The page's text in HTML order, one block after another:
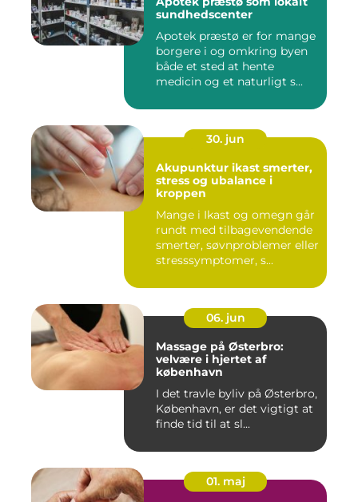
sundhedscenter
Apotek præstø er for mange
borgere i og omkring byen
både et sted at hente
medicin og et naturligt s...
30. jun
Akupunktur ikast smerter,
stress og ubalance i
kroppen
Mange i Ikast og omegn går
rundt med tilbagevendende
smerter, søvnproblemer eller
stresssymptomer, s...
06. jun
Massage på Østerbro:
velvære i hjertet af
københavn
I det travle byliv på Østerbro,
København, er det vigtigt at
finde tid til at sl...
01. maj